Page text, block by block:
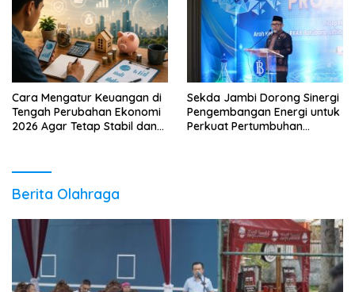
Cara Mengatur Keuangan di
Tengah Perubahan Ekonomi
2026 Agar Tetap Stabil dan
Sekda Jambi Dorong Sinergi
Pengembangan Energi untuk
Perkuat Pertumbuhan
Berita Olahraga